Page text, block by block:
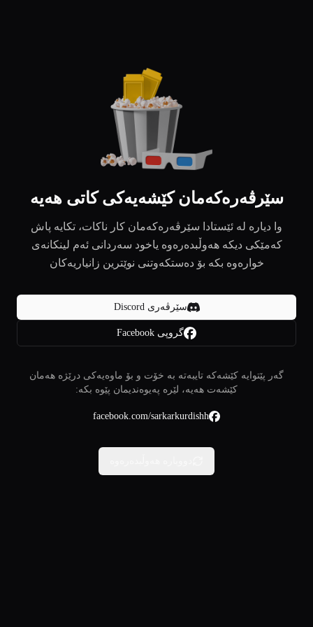
سێرڤەرەکەمان کێشەیەکی کاتی هەیە
وا دیارە لە ئێستادا سێرڤەرەکەمان کار ناکات، تکایە پاش
کەمێکی دیکە هەوڵبدەرەوە یاخود سەردانی ئەم لینکانەی
خوارەوە بکە بۆ دەستکەوتنی نوێترین زانیاریەکان
سێرڤەری Discord
گروپی Facebook
گەر پێتوایە کێشەکە تایبەتە بە خۆت و بۆ ماوەیەکی درێژە هەمان
کێشەت هەیە، لێرە پەیوەندیمان پێوە بکە:
facebook.com/sarkarkurdishh